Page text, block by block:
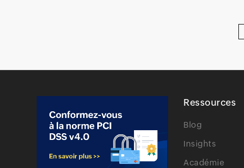
Ressources
Blog
Insights
Académie